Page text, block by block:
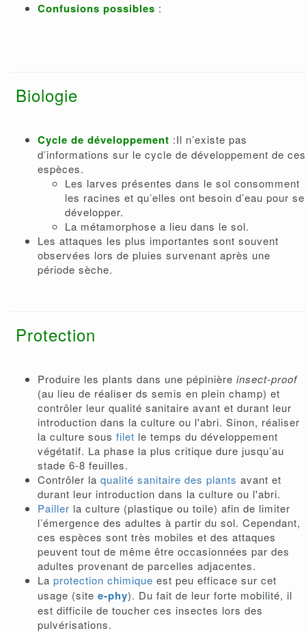
Confusions possibles :
Biologie
Cycle de développement :Il n’existe pas
d’informations sur le cycle de développement de ces
espèces.
Les larves présentes dans le sol consomment
les racines et qu’elles ont besoin d’eau pour se
développer.
La métamorphose a lieu dans le sol.
Les attaques les plus importantes sont souvent
observées lors de pluies survenant après une
période sèche.
Protection
Produire les plants dans une pépinière insect-proof
(au lieu de réaliser ds semis en plein champ) et
contrôler leur qualité sanitaire avant et durant leur
introduction dans la culture ou l'abri. Sinon, réaliser
la culture sous filet le temps du développement
végétatif. La phase la plus critique dure jusqu’au
stade 6-8 feuilles.
Contrôler la qualité sanitaire des plants avant et
durant leur introduction dans la culture ou l'abri.
Pailler la culture (plastique ou toile) afin de limiter
l’émergence des adultes à partir du sol. Cependant,
ces espèces sont très mobiles et des attaques
peuvent tout de même être occasionnées par des
adultes provenant de parcelles adjacentes.
La protection chimique est peu efficace sur cet
usage (site e-phy). Du fait de leur forte mobilité, il
est difficile de toucher ces insectes lors des
pulvérisations.